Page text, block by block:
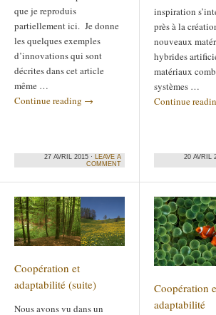
que je reproduis
partiellement ici. Je donne
les quelques exemples
d’innovations qui sont
décrites dans cet article
même …
Continue reading →
27 AVRIL 2015 · LEAVE A
COMMENT
inspiration
près à la
nouveaux
hybrides
matériaux
systèmes …
Continue
20 AVRIL
Coopération et
adaptabilité (suite)
Nous avons vu dans un
Coopération
adaptabilité